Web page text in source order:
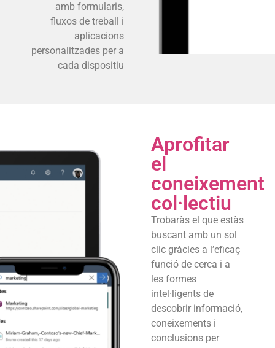
amb formularis,
fluxos de treball i
aplicacions
personalitzades per a
cada dispositiu
Aprofitar
el
coneixement
col·lectiu
Trobaràs el que estàs
buscant amb un sol
clic gràcies a l’eficaç
funció de cerca i a
les formes
intel·ligents de
descobrir informació,
coneixements i
conclusions per